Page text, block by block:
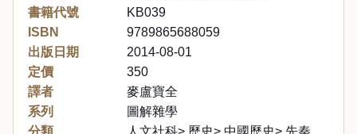
書籍代號
KB039
ISBN
9789865688059
出版日期
2014-08-01
定價
350
譯者
麥盧寶全
系列
圖解雜學
分類
人文社科> 歷史> 中國歷史> 先秦